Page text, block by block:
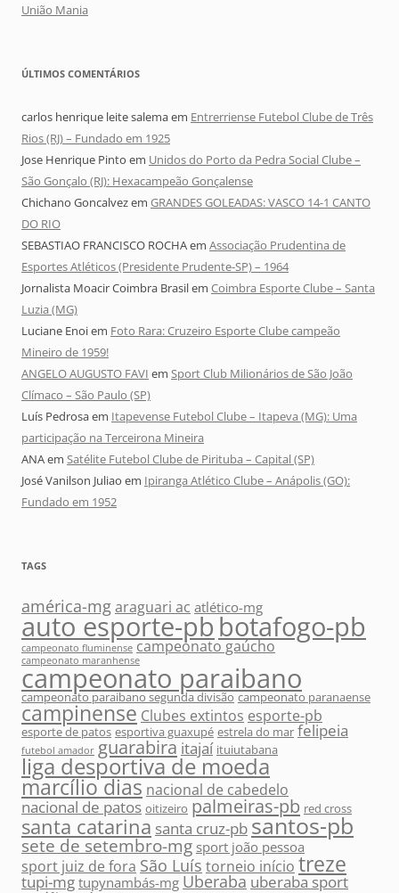
União Mania
ÚLTIMOS COMENTÁRIOS
carlos henrique leite salemaem Entrerriense Futebol Clube de Três
Rios (RJ) – Fundado em 1925
Jose Henrique Pinto em Unidos do Porto da Pedra Social Clube –
São Gonçalo (RJ): Hexacampeão Gonçalense
Chichano Goncalvezem GRANDES GOLEADAS: VASCO 14-1 CANTO
DO RIO
SEBASTIAO FRANCISCO ROCHAem Associação Prudentina de
Esportes Atléticos (Presidente Prudente-SP) – 1964
Jornalista Moacir Coimbra Brasilem Coimbra Esporte Clube – Santa
Luzia (MG)
Luciane Enoiem Foto Rara: Cruzeiro Esporte Clube campeão
Mineiro de 1959!
ANGELO AUGUSTO FAVI em Sport Club Milionários de São João
Clímaco – São Paulo (SP)
Luís Pedrosaem Itapevense Futebol Clube – Itapeva (MG): Uma
participação na Terceirona Mineira
ANAem Satélite Futebol Clube de Pirituba – Capital (SP)
José Vanilson Juliao em Ipiranga Atlético Clube – Anápolis (GO):
Fundado em 1952
TAGS
américa-mgaraguari ac atlético-mg
auto esporte-pbbotafogo-pb
campeonato fluminense campeonato gaúcho
campeonato maranhense
campeonato paraibano
campeonato paraibano segunda divisão campeonato paranaense
campinense Clubes extintos esporte-pb
esporte de patos esportiva guaxupé estrela do mar felipeia
futebol amador guarabira itajaí ituiutabana
liga desportiva de moeda
marcílio dias nacional de cabedelo
nacional de patos oitizeiro palmeiras-pb red cross
santa catarina santa cruz-pbsantos-pb
sete de setembro-mg sport joão pessoa
sport juiz de fora São Luís torneio início treze
tupi-mg tupynambás-mg Uberaba uberaba sport